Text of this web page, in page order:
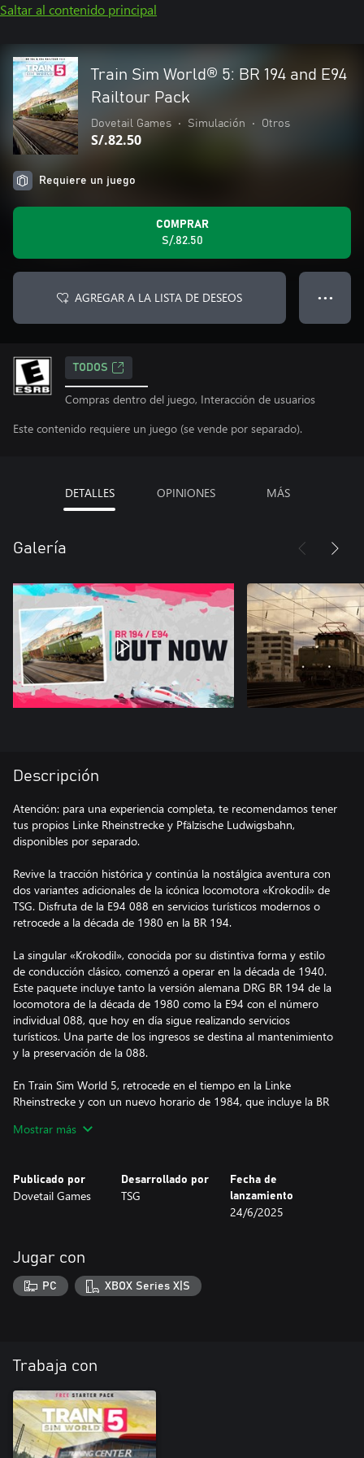
Saltar al contenido principal
Train Sim World® 5: BR 194 and E94
Railtour Pack
Dovetail Games • Simulación • Otros
S/.82.50
Requiere un juego
COMPRAR
S/.82.50
AGREGAR A LA LISTA DE DESEOS ● ● ●
TODOS
Compras dentro del juego, Interacción de usuarios
Este contenido requiere un juego (se vende por separado).
DETALLES OPINIONES MÁS
Galería
Descripción
Atención: para una experiencia completa, te recomendamos tener
tus propios Linke Rheinstrecke y Pfälzische Ludwigsbahn,
disponibles por separado.
Revive la tracción histórica y continúa la nostálgica aventura con
dos variantes adicionales de la icónica locomotora «Krokodil» de
TSG. Disfruta de la E94 088 en servicios turísticos modernos o
retrocede a la década de 1980 en la BR 194.
La singular «Krokodil», conocida por su distintiva forma y estilo
de conducción clásico, comenzó a operar en la década de 1940.
Este paquete incluye tanto la versión alemana DRG BR 194 de la
locomotora de la década de 1980 como la E94 con el número
individual 088, que hoy en día sigue realizando servicios
turísticos. Una parte de los ingresos se destina al mantenimiento
y la preservación de la 088.
En Train Sim World 5, retrocede en el tiempo en la Linke
Rheinstrecke y con un nuevo horario de 1984, que incluye la BR
moderna a través de la Pfälzische Ludwigsbahn con la E94 088,
(Recorrido Libre).
Mostrar más
Publicado por
Dovetail Games
Desarrollado por
TSG
Fecha de
lanzamiento
24/6/2025
Jugar con
PC XBOX Series X|S
Trabaja con